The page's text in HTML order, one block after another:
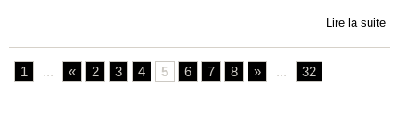
Lire la suite
1 ... « 2 3 4 5 6 7 8 » ... 32